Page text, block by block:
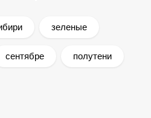
зеленые
сентябре полутени